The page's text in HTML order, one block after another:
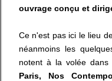
ouvrage conçu et
Ce n'est pas ici le lieu
néanmoins les
notent à la volée dans
Paris, Nos